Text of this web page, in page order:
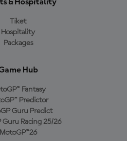
& Hospitality
Tiket
Hospitality
Packages
Hub
Fantasy
Predictor
Guru Predict
Guru Racing 25/26
MotoGP™26